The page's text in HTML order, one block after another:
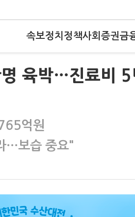
속보정치 정책사회 증권금
육박…진료비
억원
…보습 중요"